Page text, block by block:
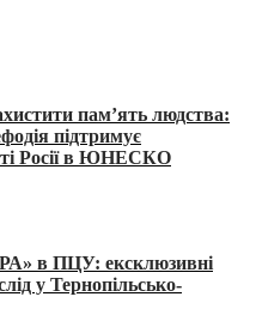
пам’ять людства:
підтримує
Росії в ЮНЕСКО
в ПЦУ: ексклюзивні
у Тернопільсько-